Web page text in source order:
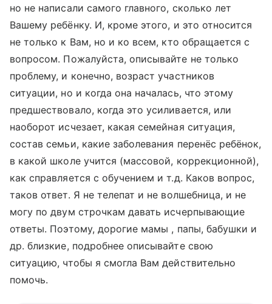
но не написали самого главного, сколько лет
Вашему ребёнку. И, кроме этого, и это относится
не только к Вам, но и ко всем, кто обращается с
вопросом. Пожалуйста, описывайте не только
проблему, и конечно, возраст участников
ситуации, но и когда она началась, что этому
предшествовало, когда это усиливается, или
наоборот исчезает, какая семейная ситуация,
состав семьи, какие заболевания перенёс ребёнок,
в какой школе учится (массовой, коррекционной),
как справляется с обучением и т.д. Каков вопрос,
таков ответ. Я не телепат и не волшебница, и не
могу по двум строчкам давать исчерпывающие
ответы. Поэтому, дорогие мамы , папы, бабушки и
др. близкие, подробнее описывайте свою
ситуацию, чтобы я смогла Вам действительно
помочь.